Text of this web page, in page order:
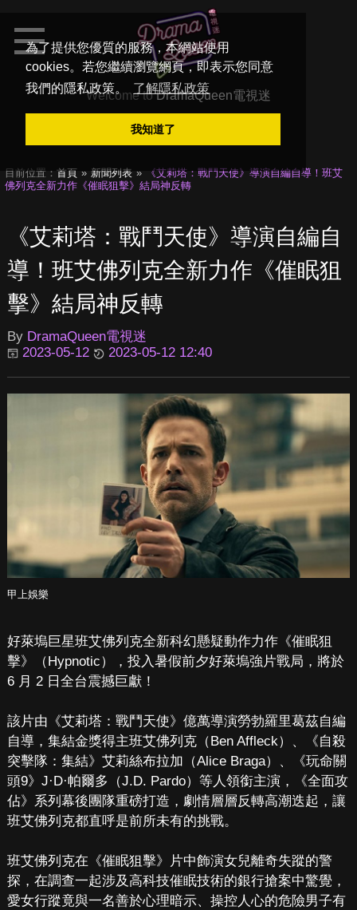
為了提供您優質的服務，本網站使用
cookies。若您繼續瀏覽網頁，即表示您同意
我們的隱私政策。
了解隱私政策
我知道了
Welcome toDramaQueen電視迷
目前位置： 首頁 新聞列表
《艾莉塔：戰鬥天使》導演自編自導！班艾
佛列克全新力作《催眠狙擊》結局神反轉
《艾莉塔：戰鬥天使》導演自編自
導！班艾佛列克全新力作《催眠狙
擊》結局神反轉
By DramaQueen電視迷
2023-05-12
2023-05-12 12:40
甲上娛樂
好萊塢巨星班艾佛列克全新科幻懸疑動作力作《催眠狙
擊》（Hypnotic），投入暑假前夕好萊塢強片戰局，將於
6 月 2 日全台震撼巨獻！
該片由《艾莉塔：戰鬥天使》億萬導演勞勃羅里葛茲自編
自導，集結金獎得主班艾佛列克（Ben Affleck）、《自殺
突擊隊：集結》艾莉絲布拉加（Alice Braga）、《玩命關
頭9》J·D·帕爾多（J.D. Pardo）等人領銜主演，《全面攻
佔》系列幕後團隊重磅打造，劇情層層反轉高潮迭起，讓
班艾佛列克都直呼是前所未有的挑戰。
班艾佛列克在《催眠狙擊》片中飾演女兒離奇失蹤的警
探，在調查一起涉及高科技催眠技術的銀行搶案中驚覺，
愛女行蹤竟與一名善於心理暗示、操控人心的危險男子有